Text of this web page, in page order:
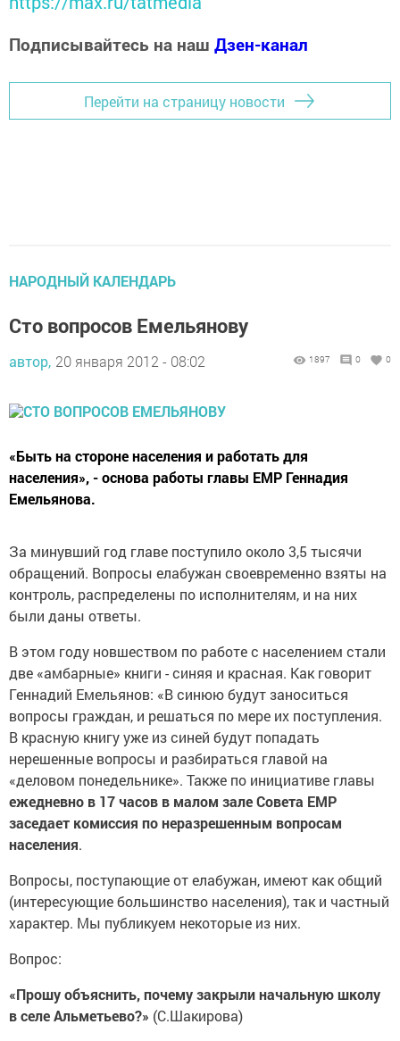
Подписывайтесь на наш Дзен-канал
Перейти на страницу новости
НАРОДНЫЙ КАЛЕНДАРЬ
Сто вопросов Емельянову
автор, 20 января 2012 - 08:02 1897 0 0
«Быть на стороне населения и работать для
населения», - основа работы главы ЕМР Геннадия
Емельянова.
За минувший год главе поступило около 3,5 тысячи
обращений. Вопросы елабужан своевременно взяты на
контроль, распределены по исполнителям, и на них
были даны ответы.
В этом году новшеством по работе с населением стали
две «амбарные» книги - синяя и красная. Как говорит
Геннадий Емельянов: «В синюю будут заноситься
вопросы граждан, и решаться по мере их поступления.
В красную книгу уже из синей будут попадать
нерешенные вопросы и разбираться главой на
«деловом понедельнике». Также по инициативе главы
ежедневно в 17 часов в малом зале Совета ЕМР
заседает комиссия по неразрешенным вопросам
населения.
Вопросы, поступающие от елабужан, имеют как общий
(интересующие большинство населения), так и частный
характер. Мы публикуем некоторые из них.
Вопрос:
«Прошу объяснить, почему закрыли начальную школу
в селе Альметьево?» (С.Шакирова)